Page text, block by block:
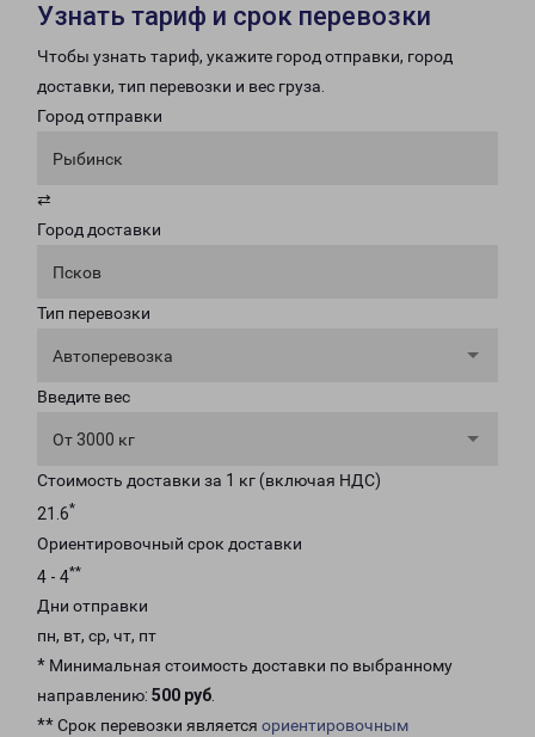
Узнать тариф и срок перевозки
Чтобы узнать тариф, укажите город отправки, город
доставки, тип перевозки и вес груза.
Город отправки
Рыбинск
⇄
Город доставки
Псков
Тип перевозки
Автоперевозка
Введите вес
От 3000 кг
Стоимость доставки за 1 кг (включая НДС)
21.6*
Ориентировочный срок доставки
4 - 4**
Дни отправки
пн, вт, ср, чт, пт
* Минимальная стоимость доставки по выбранному
направлению: 500 руб.
** Срок перевозки является ориентировочным